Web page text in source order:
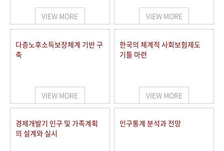
세계와 함께 한 KIHASA
VR 역사관
VIEW MORE VIEW MORE
다층노후소득보장체계 기반 구
축
VIEW MORE
한국의 체계적 사회보험제도
기틀 마련
VIEW MORE
경제개발기 인구 및 가족계획
의 설계와 실시
인구통계 분석과 전망